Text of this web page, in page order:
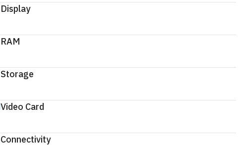
Display
RAM
Storage
Video Card
Connectivity